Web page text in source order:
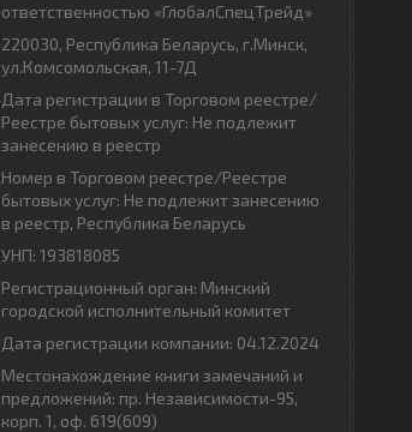
ответственностью «ГлобалСпецТрейд»
220030, Республика Беларусь, г.Минск,
ул.Комсомольская, 11-7Д
Дата регистрации в Торговом реестре/
Реестре бытовых услуг: Не подлежит
занесению в реестр
Номер в Торговом реестре/Реестре
бытовых услуг: Не подлежит занесению
в реестр, Республика Беларусь
УНП: 193818085
Регистрационный орган: Минский
городской исполнительный комитет
Дата регистрации компании: 04.12.2024
Местонахождение книги замечаний и
предложений: пр. Независимости-95,
корп. 1, оф. 619(609)